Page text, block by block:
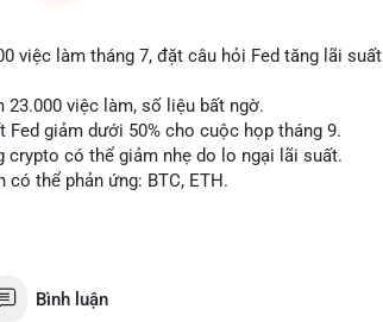
việc làm tháng 7, đặt câu hỏi Fed tăng lãi suất
23.000 việc làm, số liệu bất ngờ.
Fed giảm dưới 50% cho cuộc họp tháng 9.
crypto có thể giảm nhẹ do lo ngại lãi suất.
có thể phản ứng: BTC, ETH.
Bình luận